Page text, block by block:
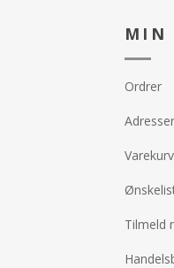
MIN
Ordrer
Adresser
Varekurv
Tilmeld